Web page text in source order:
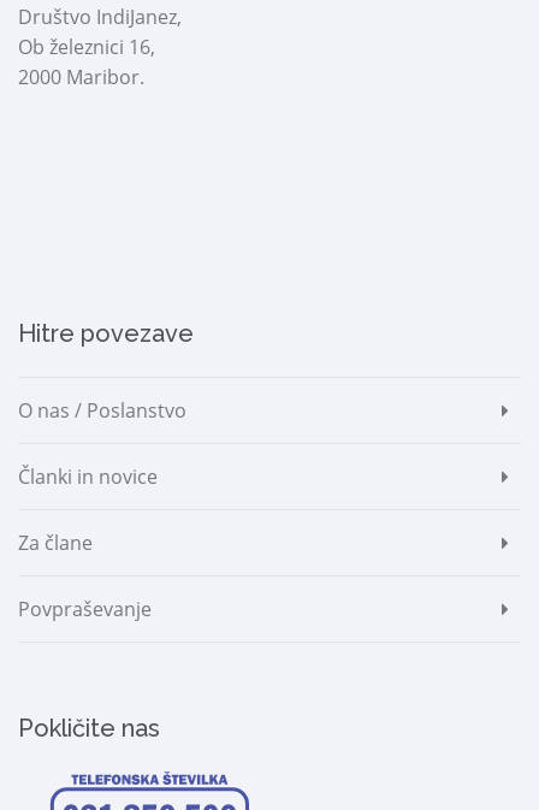
Društvo IndiJanez,
Ob železnici 16,
2000 Maribor.
Hitre povezave
O nas / Poslanstvo
Članki in novice
Za člane
Povpraševanje
Pokličite nas